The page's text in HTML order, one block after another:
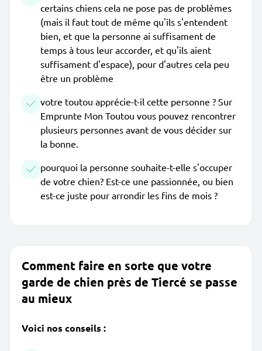
certains chiens cela ne pose pas de problèmes
(mais il faut tout de même qu'ils s'entendent
bien, et que la personne ai suffisament de
temps à tous leur accorder, et qu'ils aient
suffisament d'espace), pour d'autres cela peu
être un problème
votre toutou apprécie-t-il cette personne ? Sur
Emprunte Mon Toutou vous pouvez rencontrer
plusieurs personnes avant de vous décider sur
la bonne.
pourquoi la personne souhaite-t-elle s'occuper
de votre chien? Est-ce une passionnée, ou bien
est-ce juste pour arrondir les fins de mois ?
Comment faire en sorte que votre
garde de chien près de Tiercé se passe
au mieux
Voici nos conseils :